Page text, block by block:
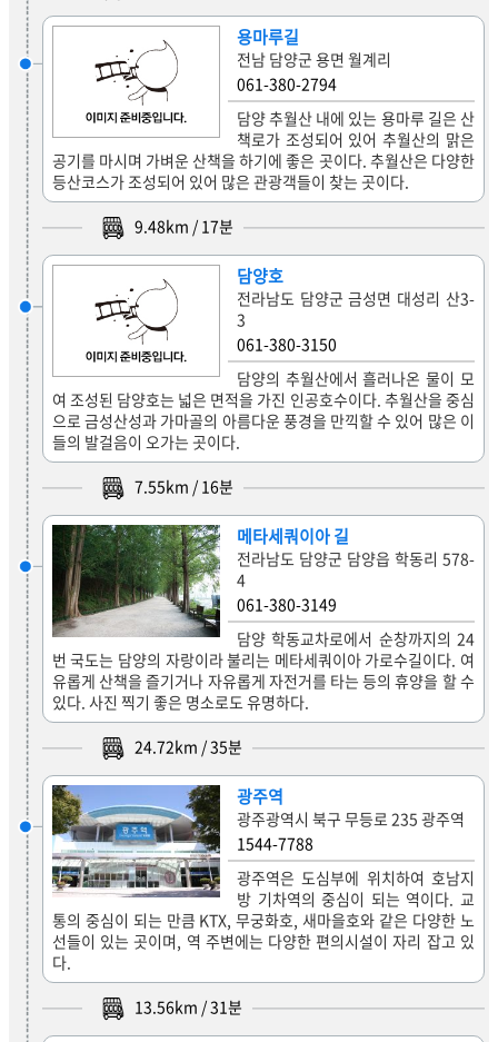
용마루길
전남 담양군 용면 월계리
061-380-2794
담양 추월산 내에 있는 용마루 길은 산
책로가 조성되어 있어 추월산의 맑은
공기를 마시며 가벼운 산책을 하기에 좋은 곳이다. 추월산은 다양한
등산코스가 조성되어 있어 많은 관광객들이 찾는 곳이다.
9.48km / 17분
담양호
전라남도 담양군 금성면 대성리 산3-
3
061-380-3150
담양의 추월산에서 흘러나온 물이 모
여 조성된 담양호는 넓은 면적을 가진 인공호수이다. 추월산을 중심
으로 금성산성과 가마골의 아름다운 풍경을 만끽할 수 있어 많은 이
들의 발걸음이 오가는 곳이다.
7.55km / 16분
메타세쿼이아 길
전라남도 담양군 담양읍 학동리 578-
4
061-380-3149
담양 학동교차로에서 순창까지의 24
번 국도는 담양의 자랑이라 불리는 메타세쿼이아 가로수길이다. 여
유롭게 산책을 즐기거나 자유롭게 자전거를 타는 등의 휴양을 할 수
있다. 사진 찍기 좋은 명소로도 유명하다.
24.72km / 35분
광주역
광주광역시 북구 무등로 235 광주역
1544-7788
광주역은 도심부에 위치하여 호남지
방 기차역의 중심이 되는 역이다. 교
통의 중심이 되는 만큼 KTX, 무궁화호, 새마을호와 같은 다양한 노
선들이 있는 곳이며, 역 주변에는 다양한 편의시설이 자리 잡고 있
다.
13.56km / 31분